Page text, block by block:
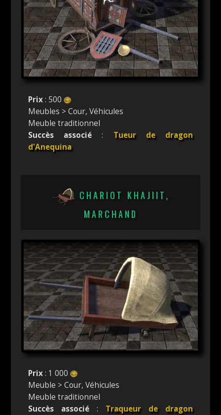
Prix: 500
Meubles > Cour, Véhicules
Meuble traditionnel
Succès associé : Tueur de dragon
d'Anequina
CHARIOT KHAJIIT,
MARCHAND
Prix: 1 000
Meuble > Cour, Véhicules
Meuble traditionnel
Succès associé : Traqueur de dragon